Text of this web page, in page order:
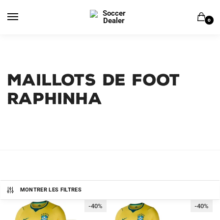
0
MAILLOTS DE FOOT
RAPHINHA
MONTRER LES FILTRES
-40% -40%